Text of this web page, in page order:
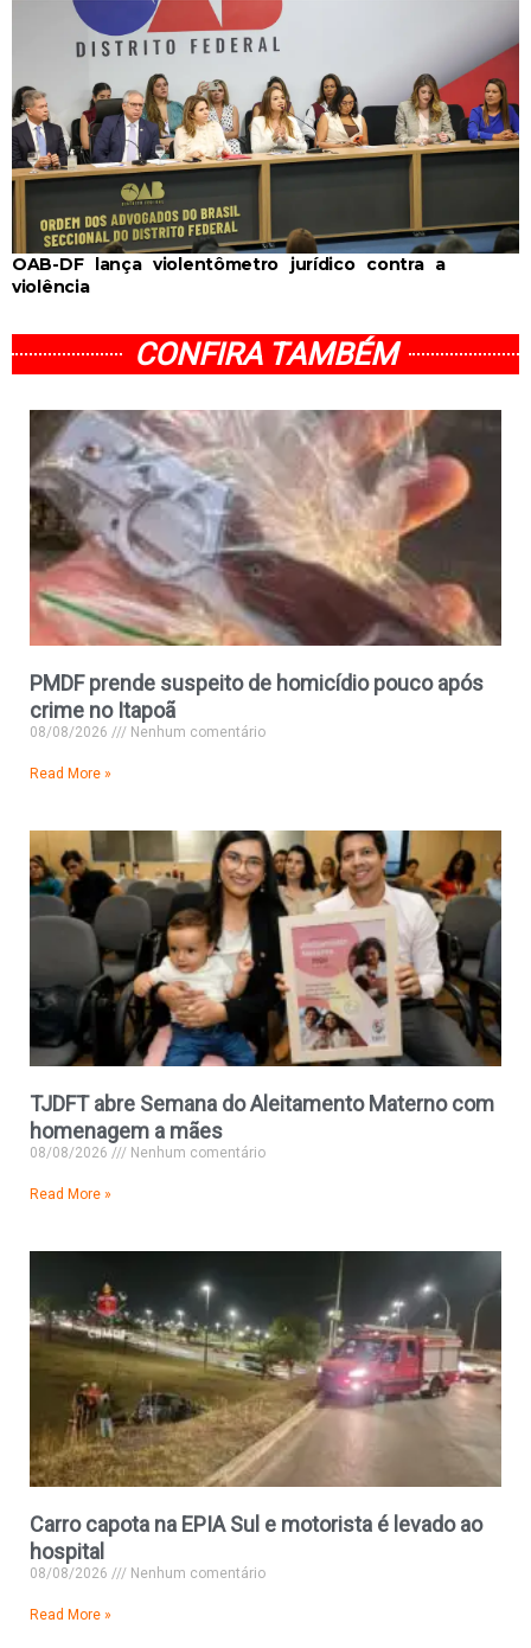
OAB-DF lança violentômetro jurídico contra a
violência
CONFIRA TAMBÉM
PMDF prende suspeito de homicídio pouco após
crime no Itapoã
08/08/2026 Nenhum comentário
Read More »
TJDFT abre Semana do Aleitamento Materno com
homenagem a mães
08/08/2026 Nenhum comentário
Read More »
Carro capota na EPIA Sul e motorista é levado ao
hospital
08/08/2026 Nenhum comentário
Read More »